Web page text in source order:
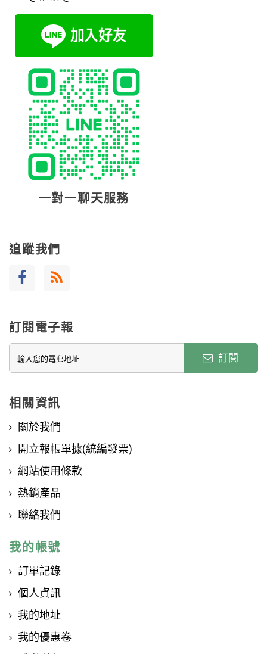
一對一聊天服務
追蹤我們
訂閱電子報
訂閱
相關資訊
關於我們
開立報帳單據(統編發票)
網站使用條款
熱銷產品
聯絡我們
我的帳號
訂單記錄
個人資訊
我的地址
我的優惠卷